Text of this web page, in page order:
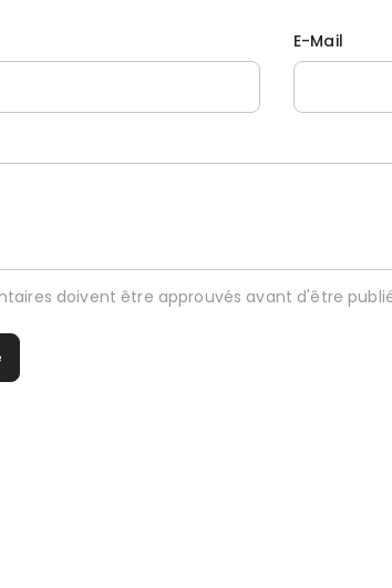
E-Mail
doivent être approuvés avant d'être